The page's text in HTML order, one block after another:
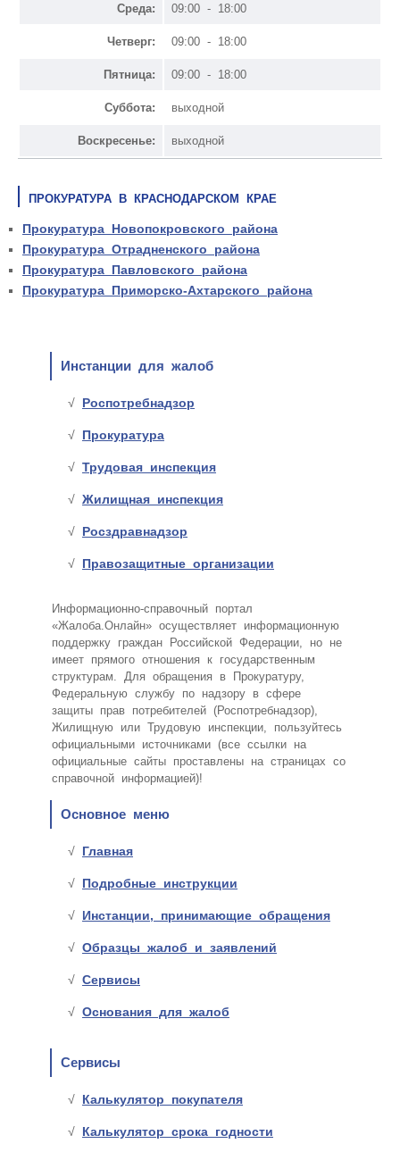
Среда: 09:00 - 18:00
Четверг: 09:00 - 18:00
Пятница: 09:00 - 18:00
Суббота: выходной
Воскресенье: выходной
ПРОКУРАТУРА В КРАСНОДАРСКОМ КРАЕ
Прокуратура Новопокровского района
Прокуратура Отрадненского района
Прокуратура Павловского района
Прокуратура Приморско-Ахтарского района
Инстанции для жалоб
Роспотребнадзор
Прокуратура
Трудовая инспекция
Жилищная инспекция
Росздравнадзор
Правозащитные организации
Информационно-справочный портал
«Жалоба.Онлайн» осуществляет информационную
поддержку граждан Российской Федерации, но не
имеет прямого отношения к государственным
структурам. Для обращения в Прокуратуру,
Федеральную службу по надзору в сфере
защиты прав потребителей (Роспотребнадзор),
Жилищную или Трудовую инспекции, пользуйтесь
официальными источниками (все ссылки на
официальные сайты проставлены на страницах со
справочной информацией)!
Основное меню
Главная
Подробные инструкции
Инстанции, принимающие обращения
Образцы жалоб и заявлений
Сервисы
Основания для жалоб
Сервисы
Калькулятор покупателя
Калькулятор срока годности